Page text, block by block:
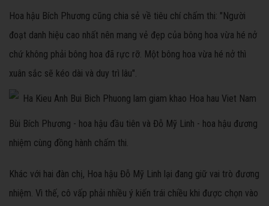
Hoa hậu Bích Phương cũng chia sẻ về tiêu chí chấm thi: "Người
đoạt danh hiệu cao nhất nên mang vẻ đẹp của bông hoa vừa hé nở
chứ không phải bông hoa đã rực rỡ. Một bông hoa vừa hé nở thì
xuân sắc sẽ kéo dài và duy trì lâu".
Bùi Bích Phương - hoa hậu đầu tiên và Đỗ Mỹ Linh - hoa hậu đương
nhiệm cùng đồng hành chấm thi.
Khác với hai đàn chị, Hoa hậu Đỗ Mỹ Linh lại đang giữ vai trò đương
nhiệm. Vì thế, cô vấp phải nhiều ý kiến trái chiều khi được chọn vào